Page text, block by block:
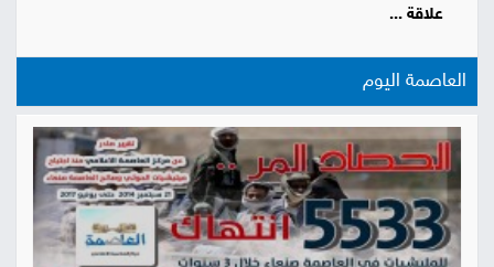
علاقة ...
العاصمة اليوم